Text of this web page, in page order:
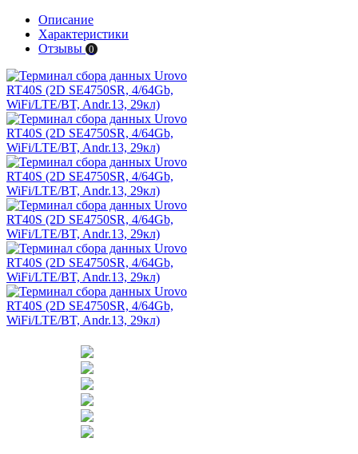
Описание
Характеристики
Отзывы 0